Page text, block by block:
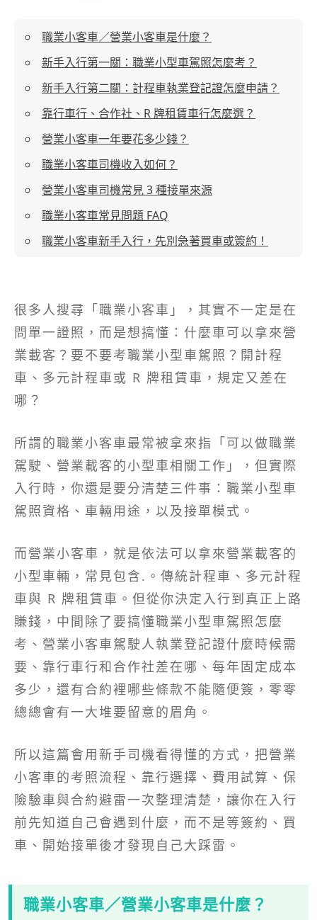
職業小客車／營業小客車是什麼？
新手入行第一關：職業小型車駕照怎麼考？
新手入行第二關：計程車執業登記證怎麼申請？
靠行車行、合作社、R 牌租賃車行怎麼選？
營業小客車一年要花多少錢？
職業小客車司機收入如何？
營業小客車司機常見 3 種接單來源
職業小客車常見問題 FAQ
職業小客車新手入行，先別急著買車或簽約！
很多人搜尋「職業小客車」，其實不一定是在
問單一證照，而是想搞懂：什麼車可以拿來營
業載客？要不要考職業小型車駕照？開計程
車、多元計程車或 R 牌租賃車，規定又差在
哪？
所謂的職業小客車最常被拿來指「可以做職業
駕駛、營業載客的小型車相關工作」，但實際
入行時，你還是要分清楚三件事：職業小型車
駕照資格、車輛用途，以及接單模式。
而營業小客車，就是依法可以拿來營業載客的
小型車輛，常見包含.。傳統計程車、多元計程
車與 R 牌租賃車。但從你決定入行到真正上路
賺錢，中間除了要搞懂職業小型車駕照怎麼
考、營業小客車駕駛人執業登記證什麼時候需
要、靠行車行和合作社差在哪、每年固定成本
多少，還有合約裡哪些條款不能隨便簽，零零
總總會有一大堆要留意的眉角。
所以這篇會用新手司機看得懂的方式，把營業
小客車的考照流程、靠行選擇、費用試算、保
險驗車與合約避雷一次整理清楚，讓你在入行
前先知道自己會遇到什麼，而不是等簽約、買
車、開始接單後才發現自己大踩雷。
職業小客車／營業小客車是什麼？